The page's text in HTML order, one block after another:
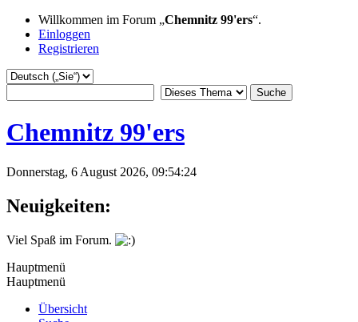
Willkommen im Forum „Chemnitz 99'ers“.
Einloggen
Registrieren
Chemnitz 99'ers
Donnerstag, 6 August 2026, 09:54:24
Neuigkeiten:
Viel Spaß im Forum.
Hauptmenü
Hauptmenü
Übersicht